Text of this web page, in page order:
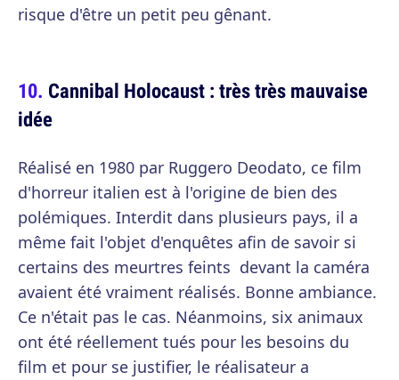
risque d'être un petit peu gênant.
Cannibal Holocaust : très très mauvaise
idée
Réalisé en 1980 par Ruggero Deodato, ce film
d'horreur italien est à l'origine de bien des
polémiques. Interdit dans plusieurs pays, il a
même fait l'objet d'enquêtes afin de savoir si
certains des meurtres feints devant la caméra
avaient été vraiment réalisés. Bonne ambiance.
Ce n'était pas le cas. Néanmoins, six animaux
ont été réellement tués pour les besoins du
film et pour se justifier, le réalisateur a